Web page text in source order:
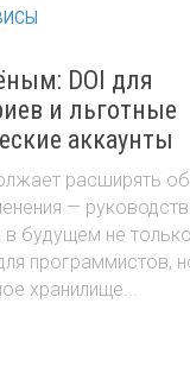
DOI для
и льготные
аккаунты
расширять
—
в будущем не
программистов,
хранилище...